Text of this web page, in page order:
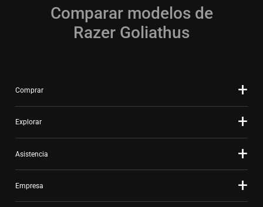
Comparar modelos de
Razer Goliathus
Comprar
Explorar
Asistencia
Empresa